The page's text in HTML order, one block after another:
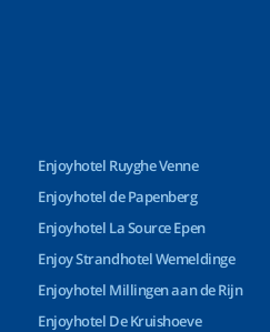
Enjoyhotel Ruyghe Venne
Enjoyhotel de Papenberg
Enjoyhotel La Source Epen
Enjoy Strandhotel Wemeldinge
Enjoyhotel Millingen aan de Rijn
Enjoyhotel De Kruishoeve